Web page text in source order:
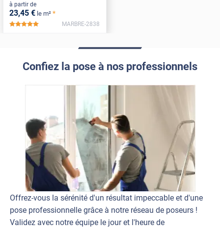
à partir de
23,45 € le m² *
*****
MARBRE-2838
Confiez la pose à nos professionnels
Offrez-vous la sérénité d'un résultat impeccable et d'une
pose professionnelle grâce à notre réseau de poseurs !
Validez avec notre équipe le jour et l'heure de